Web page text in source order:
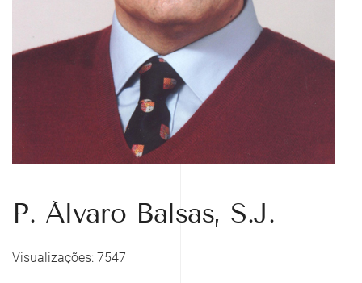
P. Álvaro Balsas, S.J.
Visualizações: 7547